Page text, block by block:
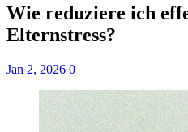
Wie reduziere ich
Elternstress?
Jan 2, 2026 0